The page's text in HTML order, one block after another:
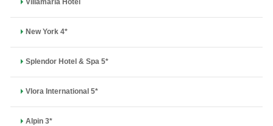
Villamaria Hotel
New York 4*
Splendor Hotel & Spa 5*
Vlora International 5*
Alpin 3*